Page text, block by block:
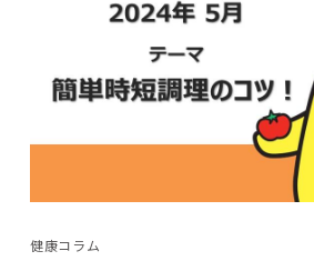
健康コラム